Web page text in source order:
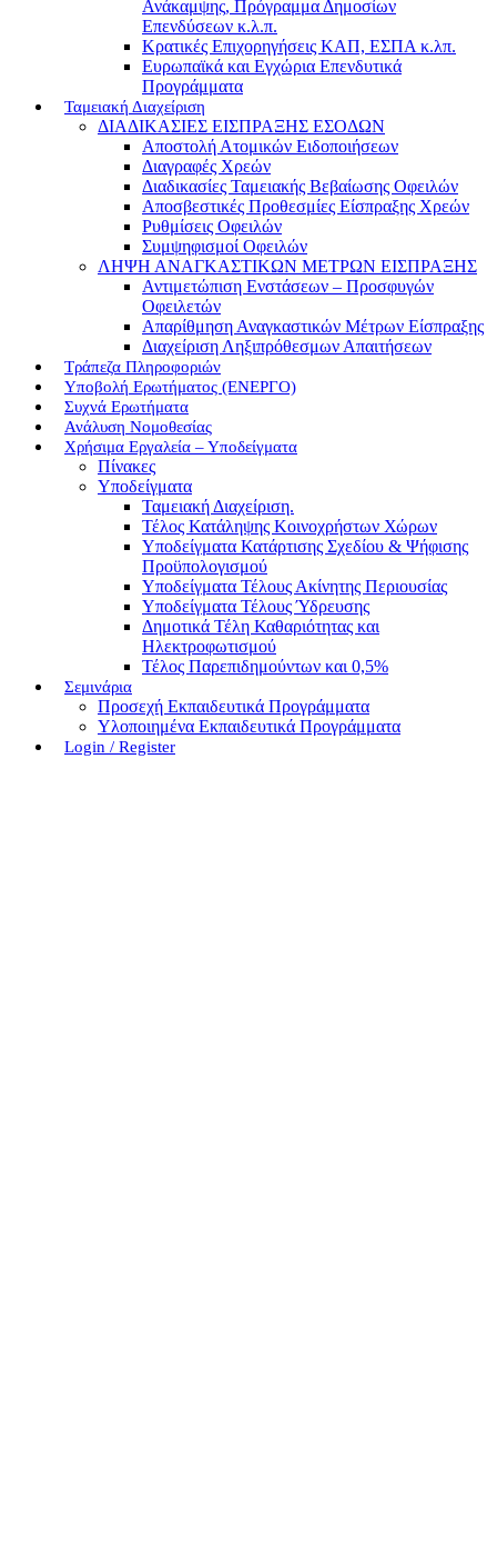
Ανάκαμψης, Πρόγραμμα Δημοσίων
Επενδύσεων κ.λ.π.
Κρατικές Επιχορηγήσεις ΚΑΠ, ΕΣΠΑ κ.λπ.
Ευρωπαϊκά και Εγχώρια Επενδυτικά
Προγράμματα
Ταμειακή Διαχείριση
ΔΙΑΔΙΚΑΣΙΕΣ ΕΙΣΠΡΑΞΗΣ ΕΣΟΔΩΝ
Αποστολή Ατομικών Ειδοποιήσεων
Διαγραφές Χρεών
Διαδικασίες Ταμειακής Βεβαίωσης Οφειλών
Αποσβεστικές Προθεσμίες Είσπραξης Χρεών
Ρυθμίσεις Οφειλών
Συμψηφισμοί Οφειλών
ΛΗΨΗ ΑΝΑΓΚΑΣΤΙΚΩΝ ΜΕΤΡΩΝ ΕΙΣΠΡΑΞΗΣ
Αντιμετώπιση Ενστάσεων – Προσφυγών
Οφειλετών
Απαρίθμηση Αναγκαστικών Μέτρων Είσπραξης
Διαχείριση Ληξιπρόθεσμων Απαιτήσεων
Τράπεζα Πληροφοριών
Υποβολή Ερωτήματος (ΕΝΕΡΓΟ)
Συχνά Ερωτήματα
Ανάλυση Νομοθεσίας
Χρήσιμα Εργαλεία – Υποδείγματα
Πίνακες
Υποδείγματα
Ταμειακή Διαχείριση.
Τέλος Κατάληψης Κοινοχρήστων Χώρων
Υποδείγματα Κατάρτισης Σχεδίου & Ψήφισης
Προϋπολογισμού
Υποδείγματα Τέλους Ακίνητης Περιουσίας
Υποδείγματα Τέλους Ύδρευσης
Δημοτικά Τέλη Καθαριότητας και
Ηλεκτροφωτισμού
Τέλος Παρεπιδημούντων και 0,5%
Σεμινάρια
Προσεχή Εκπαιδευτικά Προγράμματα
Υλοποιημένα Εκπαιδευτικά Προγράμματα
Login / Register